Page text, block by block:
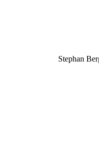
Stephan